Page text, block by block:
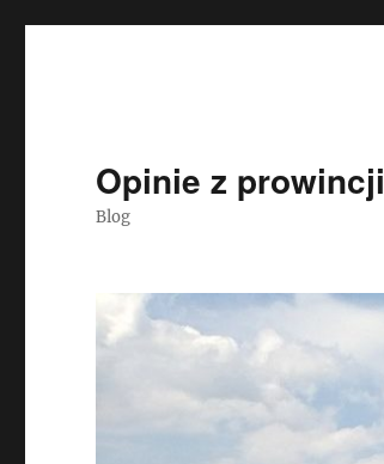
Opinie z prowincji
Blog